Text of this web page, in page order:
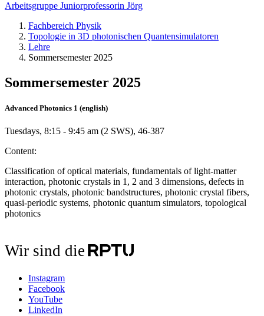
Arbeitsgruppe Juniorprofessorin Jörg
Fachbereich Physik
Topologie in 3D photonischen Quantensimulatoren
Lehre
Sommersemester 2025
Sommersemester 2025
Advanced Photonics 1 (english)
Tuesdays, 8:15 - 9:45 am (2 SWS), 46-387
Content:
Classification of optical materials, fundamentals of light-matter
interaction, photonic crystals in 1, 2 and 3 dimensions, defects in
photonic crystals, photonic bandstructures, photonic crystal fibers,
quasi-periodic systems, photonic quantum simulators, topological
photonics
Wir sind die
Instagram
Facebook
YouTube
LinkedIn